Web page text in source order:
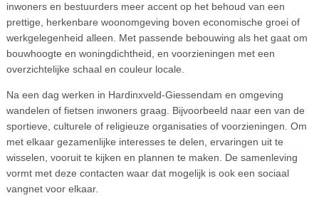
inwoners en bestuurders meer accent op het behoud van een
prettige, herkenbare woonomgeving boven economische groei of
werkgelegenheid alleen. Met passende bebouwing als het gaat om
bouwhoogte en woningdichtheid, en voorzieningen met een
overzichtelijke schaal en couleur locale.
Na een dag werken in Hardinxveld-Giessendam en omgeving
wandelen of fietsen inwoners graag. Bijvoorbeeld naar een van de
sportieve, culturele of religieuze organisaties of voorzieningen. Om
met elkaar gezamenlijke interesses te delen, ervaringen uit te
wisselen, vooruit te kijken en plannen te maken. De samenleving
vormt met deze contacten waar dat mogelijk is ook een sociaal
vangnet voor elkaar.